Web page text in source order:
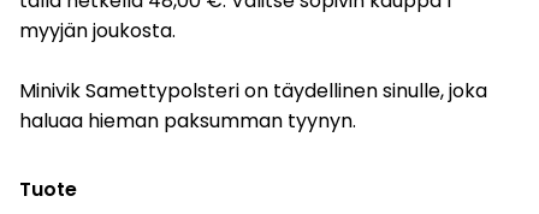
myyjän joukosta.
Minivik Samettypolsteri on täydellinen sinulle, joka
haluaa hieman paksumman tyynyn.
Tuote